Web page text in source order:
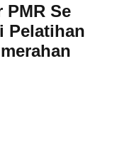
Se
Pelatihan